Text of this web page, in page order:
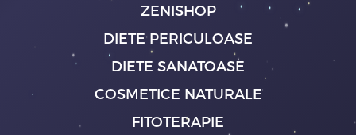
ZENISHOP
DIETE PERICULOASE
DIETE SANATOASE
COSMETICE NATURALE
FITOTERAPIE